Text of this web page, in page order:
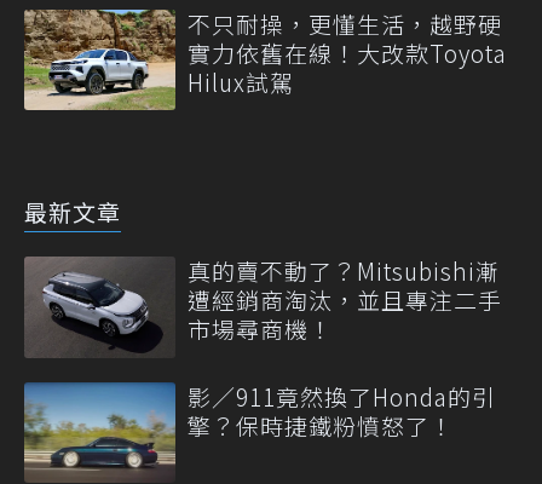
不只耐操，更懂生活，越野硬
實力依舊在線！大改款Toyota
Hilux試駕
最新文章
真的賣不動了？Mitsubishi漸
遭經銷商淘汰，並且專注二手
市場尋商機！
影／911竟然換了Honda的引
擎？保時捷鐵粉憤怒了！